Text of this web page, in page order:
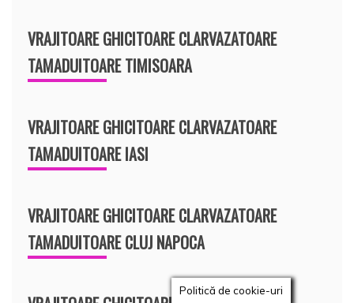
VRAJITOARE GHICITOARE CLARVAZATOARE
TAMADUITOARE TIMISOARA
VRAJITOARE GHICITOARE CLARVAZATOARE
TAMADUITOARE IASI
VRAJITOARE GHICITOARE CLARVAZATOARE
TAMADUITOARE CLUJ NAPOCA
Politică de cookie-uri